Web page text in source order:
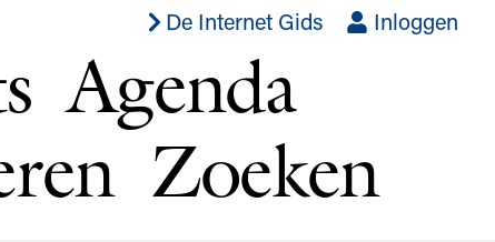
De Internet Gids Inloggen
Agenda
Zoeken